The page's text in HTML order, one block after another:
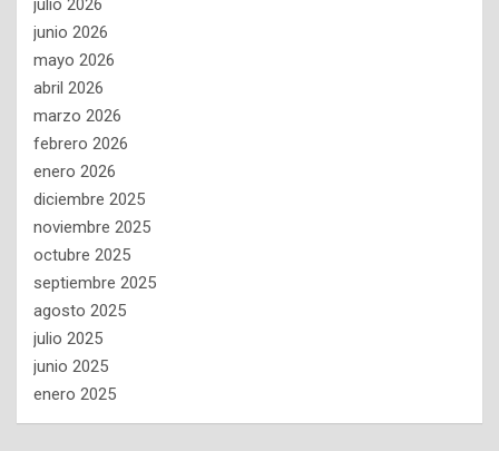
julio 2026
junio 2026
mayo 2026
abril 2026
marzo 2026
febrero 2026
enero 2026
diciembre 2025
noviembre 2025
octubre 2025
septiembre 2025
agosto 2025
julio 2025
junio 2025
enero 2025